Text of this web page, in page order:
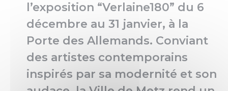
l’exposition “Verlaine180” du 6
décembre au 31 janvier, à la
Porte des Allemands. Conviant
des artistes contemporains
inspirés par sa modernité et son